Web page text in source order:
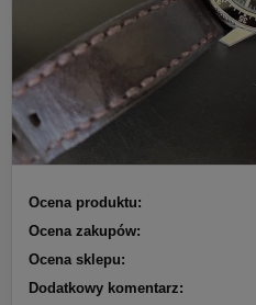
Ocena produktu:
Ocena zakupów:
Ocena sklepu:
Dodatkowy komentarz: